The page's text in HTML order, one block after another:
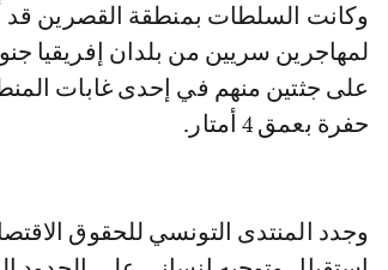
لمهاجرين سريين من بلدان إفريقيا
على جثتين منهم في إحدى غابات
حفرة بعمق 4 أمتار.
وجدد المنتدى التونسي للحقوق